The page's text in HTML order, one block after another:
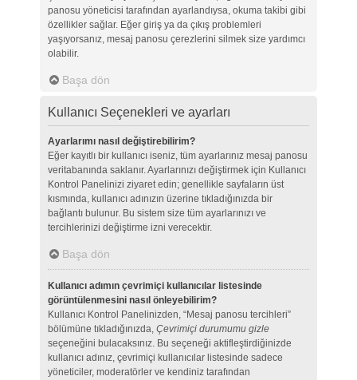
panosu yöneticisi tarafından ayarlandıysa, okuma takibi gibi
özellikler sağlar. Eğer giriş ya da çıkış problemleri
yaşıyorsanız, mesaj panosu çerezlerini silmek size yardımcı
olabilir.
Başa dön
Kullanıcı Seçenekleri ve ayarları
Ayarlarımı nasıl değiştirebilirim?
Eğer kayıtlı bir kullanıcı iseniz, tüm ayarlarınız mesaj panosu
veritabanında saklanır. Ayarlarınızı değiştirmek için Kullanıcı
Kontrol Panelinizi ziyaret edin; genellikle sayfaların üst
kısmında, kullanıcı adınızın üzerine tıkladığınızda bir
bağlantı bulunur. Bu sistem size tüm ayarlarınızı ve
tercihlerinizi değiştirme izni verecektir.
Başa dön
Kullanıcı adımın çevrimiçi kullanıcılar listesinde
görüntülenmesini nasıl önleyebilirim?
Kullanıcı Kontrol Panelinizden, “Mesaj panosu tercihleri”
bölümüne tıkladığınızda, Çevrimiçi durumumu gizle
seçeneğini bulacaksınız. Bu seçeneği aktifleştirdiğinizde
kullanıcı adınız, çevrimiçi kullanıcılar listesinde sadece
yöneticiler, moderatörler ve kendiniz tarafından